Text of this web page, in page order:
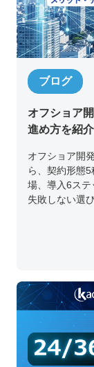
ブログ
オフショア
進め方を紹介
オフショア開
ら、契約形態
場、導入6ステ
失敗しない選